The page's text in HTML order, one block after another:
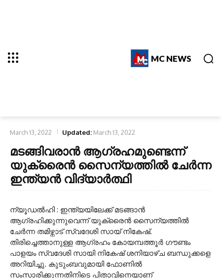
MC NEWS
March 13, 2022 Updated: March 13, 2022
മടങ്ങിവരാൻ ആഗ്രഹമുണ്ടെന്ന്
യുക്രൈൻ സൈന്യത്തിൽ ചേർന്ന
ഇന്ത്യൻ വിദ്യാർത്ഥി
ന്യൂഡൽഹി : ഇന്ത്യയിലേക്ക് മടങ്ങാൻ
ആഗ്രഹിക്കുന്നുവെന്ന് യുക്രൈൻ സൈന്യത്തിൽ
ചേർന്ന തമിഴ്നാട് സ്വദേശി സായ് നികേഷ്.
തിരിച്ചെത്താനുള്ള ആഗ്രഹം കോയമ്പത്തൂർ ഗൗണ്ടം
പാളയം സ്വദേശി സായി നികേഷ് ശനിയാഴ്ച ബന്ധുക്കളെ
അറിയിച്ചു. കുടുംബവുമായി ഫോണിൽ
സംസാരിക്കുന്നതിനിടെ പിതാവിനെയാണ്